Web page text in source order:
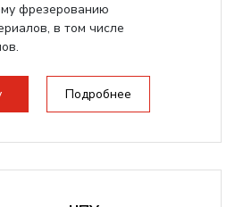
фрезерованию
в том числе
Подробнее